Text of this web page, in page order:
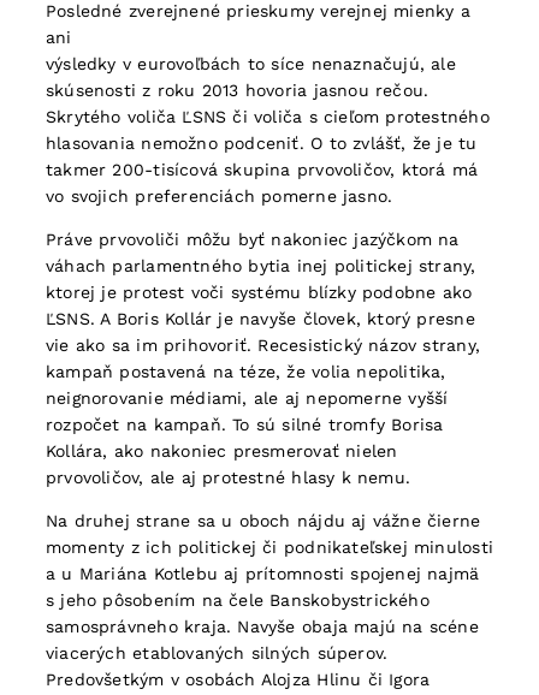
Posledné zverejnené prieskumy verejnej mienky a
ani
výsledky v eurovoľbách to síce nenaznačujú, ale
skúsenosti z roku 2013 hovoria jasnou rečou.
Skrytého voliča ĽSNS či voliča s cieľom protestného
hlasovania nemožno podceniť. O to zvlášť, že je tu
takmer 200-tisícová skupina prvovoličov, ktorá má
vo svojich preferenciách pomerne jasno.
Práve prvovoliči môžu byť nakoniec jazýčkom na
váhach parlamentného bytia inej politickej strany,
ktorej je protest voči systému blízky podobne ako
ĽSNS. A Boris Kollár je navyše človek, ktorý presne
vie ako sa im prihovoriť. Recesistický názov strany,
kampaň postavená na téze, že volia nepolitika,
neignorovanie médiami, ale aj nepomerne vyšší
rozpočet na kampaň. To sú silné tromfy Borisa
Kollára, ako nakoniec presmerovať nielen
prvovoličov, ale aj protestné hlasy k nemu.
Na druhej strane sa u oboch nájdu aj vážne čierne
momenty z ich politickej či podnikateľskej minulosti
a u Mariána Kotlebu aj prítomnosti spojenej najmä
s jeho pôsobením na čele Banskobystrického
samosprávneho kraja. Navyše obaja majú na scéne
viacerých etablovaných silných súperov.
Predovšetkým v osobách Alojza Hlinu či Igora